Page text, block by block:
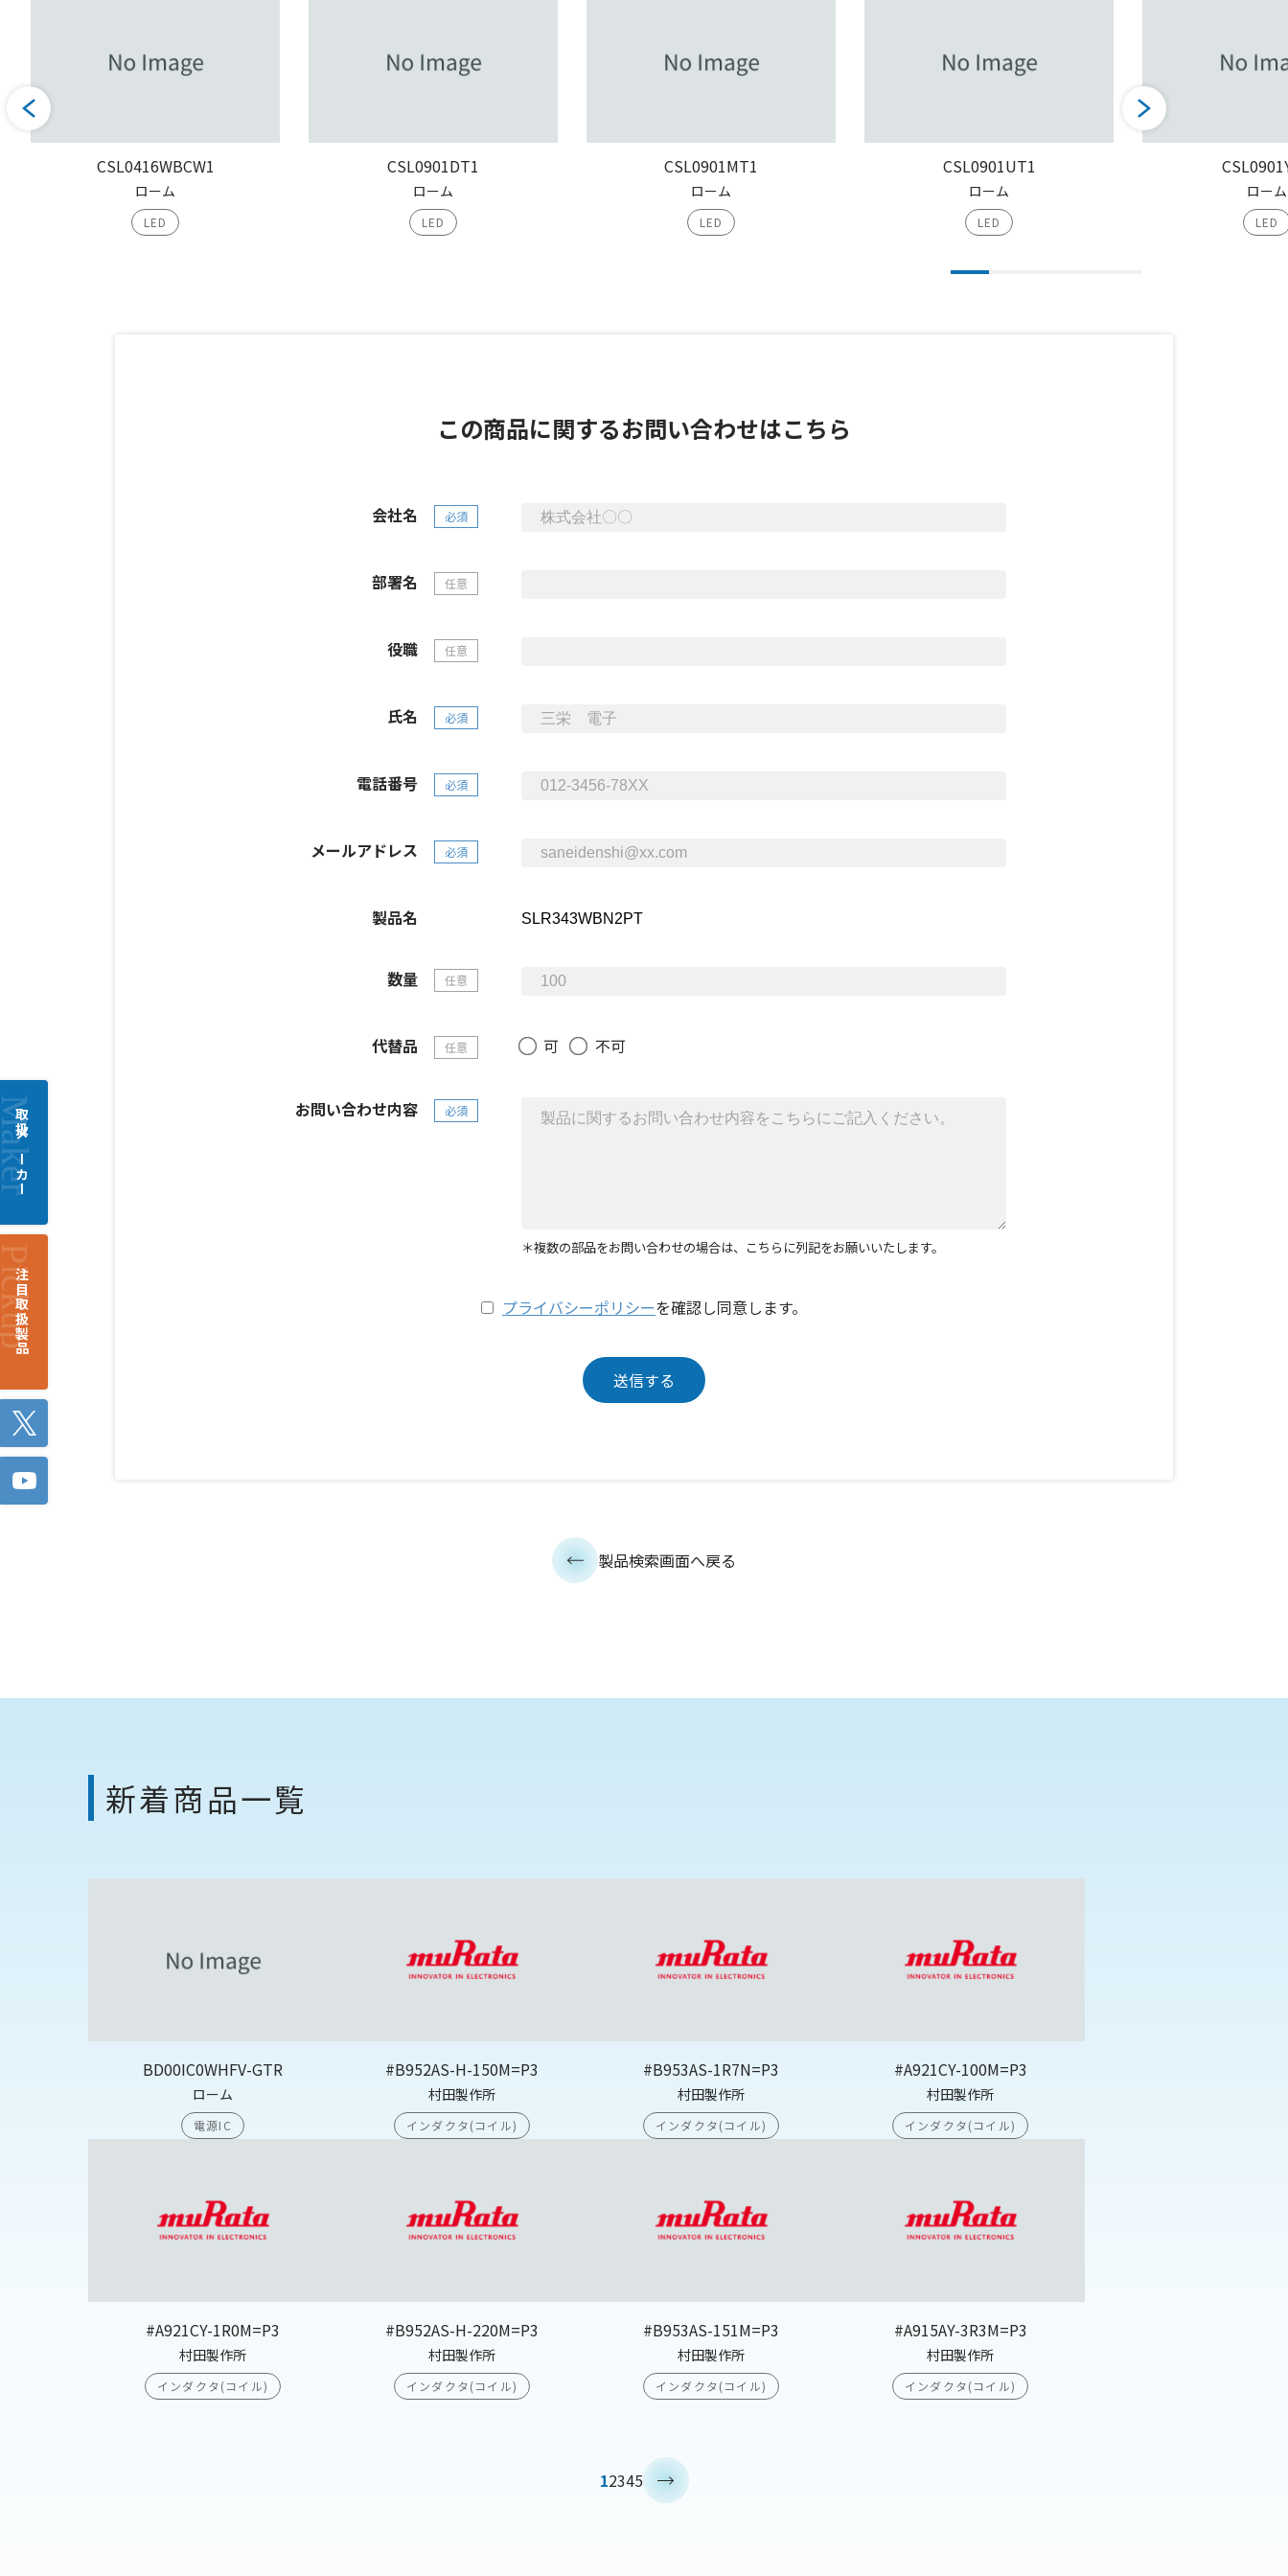
CSL0416WBCW1
ローム
LED
CSL0901DT1
ローム
LED
CSL0901MT1
ローム
LED
CSL0901UT1
ローム
LED
ローム
LED
この商品に関するお問い合わせはこちら
会社名 必須
部署名 任意
役職 任意
氏名 必須
電話番号 必須
メールアドレス 必須
製品名
数量 任意
代替品 任意 可 不可
お問い合わせ内容 必須
＊複数の部品をお問い合わせの場合は、こちらに列記をお願いいたします。
プライバシーポリシーを確認し同意します。
製品検索画面へ戻る
新着商品一覧
BD00IC0WHFV-GTR
ローム
電源IC
#B952AS-H-150M=P3
村田製作所
インダクタ(コイル)
#B953AS-1R7N=P3
村田製作所
インダクタ(コイル)
#A921CY-100M=P3
村田製作所
インダクタ(コイル)
#A921CY-1R0M=P3
村田製作所
インダクタ(コイル)
#B952AS-H-220M=P3
村田製作所
インダクタ(コイル)
#B953AS-151M=P3
村田製作所
インダクタ(コイル)
#A915AY-3R3M=P3
村田製作所
インダクタ(コイル)
12345
取扱メーカー
注目取扱製品